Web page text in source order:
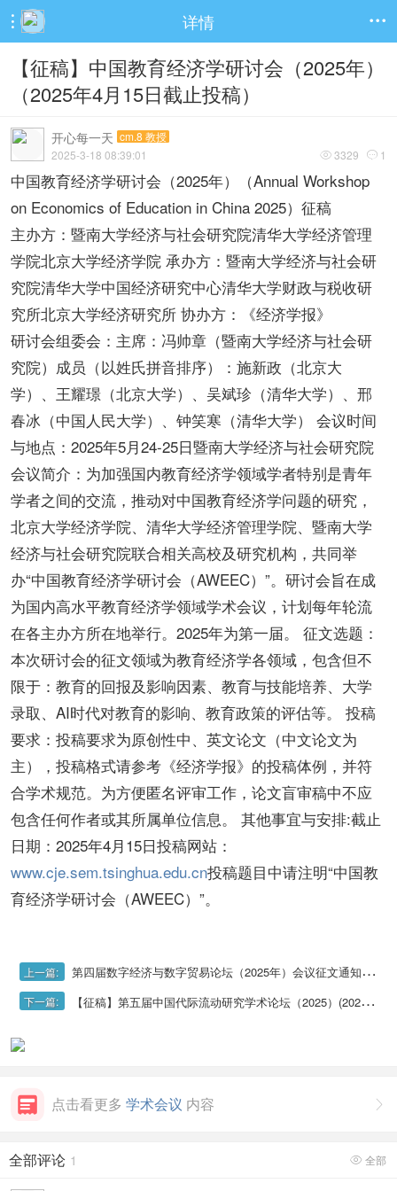
 详情 
【征稿】中国教育经济学研讨会（2025年）
（2025年4月15日截止投稿）
开心每一天 cm.8 教授
 3329  1
2025-3-18 08:39:01
中国教育经济学研讨会（2025年）（Annual Workshop
on Economics of Education in China 2025）征稿
主办方：暨南大学经济与社会研究院清华大学经济管理
学院北京大学经济学院 承办方：暨南大学经济与社会研
究院清华大学中国经济研究中心清华大学财政与税收研
究所北京大学经济研究所 协办方：《经济学报》
研讨会组委会：主席：冯帅章（暨南大学经济与社会研
究院）成员（以姓氏拼音排序）：施新政（北京大
学）、王耀璟（北京大学）、吴斌珍（清华大学）、邢
春冰（中国人民大学）、钟笑寒（清华大学） 会议时间
与地点：2025年5月24-25日暨南大学经济与社会研究院
会议简介：为加强国内教育经济学领域学者特别是青年
学者之间的交流，推动对中国教育经济学问题的研究，
北京大学经济学院、清华大学经济管理学院、暨南大学
经济与社会研究院联合相关高校及研究机构，共同举
办“中国教育经济学研讨会（AWEEC）”。研讨会旨在成
为国内高水平教育经济学领域学术会议，计划每年轮流
在各主办方所在地举行。2025年为第一届。 征文选题：
本次研讨会的征文领域为教育经济学各领域，包含但不
限于：教育的回报及影响因素、教育与技能培养、大学
录取、AI时代对教育的影响、教育政策的评估等。 投稿
要求：投稿要求为原创性中、英文论文（中文论文为
主），投稿格式请参考《经济学报》的投稿体例，并符
合学术规范。为方便匿名评审工作，论文盲审稿中不应
包含任何作者或其所属单位信息。 其他事宜与安排:截止
日期：2025年4月15日投稿网站：
www.cje.sem.tsinghua.edu.cn投稿题目中请注明“中国教
育经济学研讨会（AWEEC）”。
上一篇: 第四届数字经济与数字贸易论坛（2025年）会议征文通知(2025年7月31日截止投稿）
下一篇: 【征稿】第五届中国代际流动研究学术论坛（2025）(2025年4月5日截止投稿）

点击看更多 学术会议 内容
 全部
全部评论 1